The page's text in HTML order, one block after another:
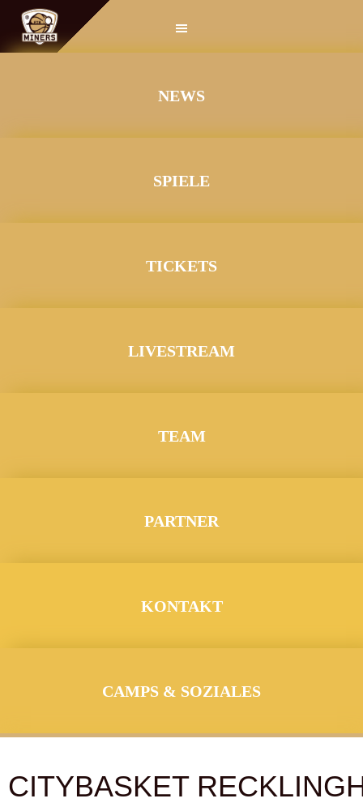
Springe
zum
Inhalt
NEWS
SPIELE
TICKETS
LIVESTREAM
TEAM
PARTNER
KONTAKT
CAMPS & SOZIALES
CITYBASKET